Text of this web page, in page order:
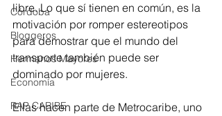
Córdoba
Bloggeros
Hermanos Mayores
Economía
RAP CARIBE
libre. Lo que sí tienen en común, es la
motivación por romper estereotipos
para demostrar que el mundo del
transporte también puede ser
dominado por mujeres.
Ellas hacen parte de Metrocaribe, uno